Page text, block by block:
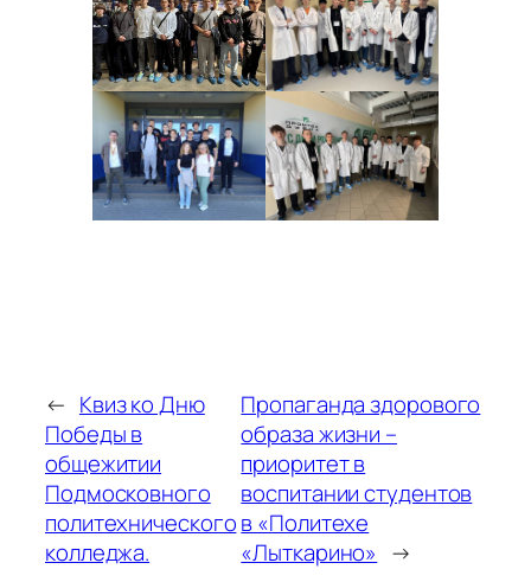
← Квиз ко Дню
Победы в
общежитии
Подмосковного
политехнического
колледжа.
Пропаганда здорового
образа жизни –
приоритет в
воспитании студентов
в «Политехе
«Лыткарино» →